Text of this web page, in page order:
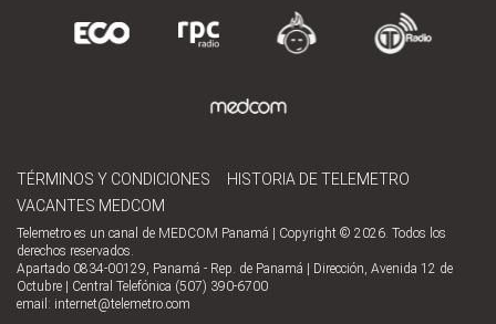
TÉRMINOS Y CONDICIONES
HISTORIA DE TELEMETRO
VACANTES MEDCOM
Telemetro es un canal de MEDCOM Panamá | Copyright © 2026. Todos los
derechos reservados.
Apartado 0834-00129, Panamá - Rep. de Panamá | Dirección, Avenida 12 de
Octubre | Central Telefónica (507) 390-6700
email: internet@telemetro.com